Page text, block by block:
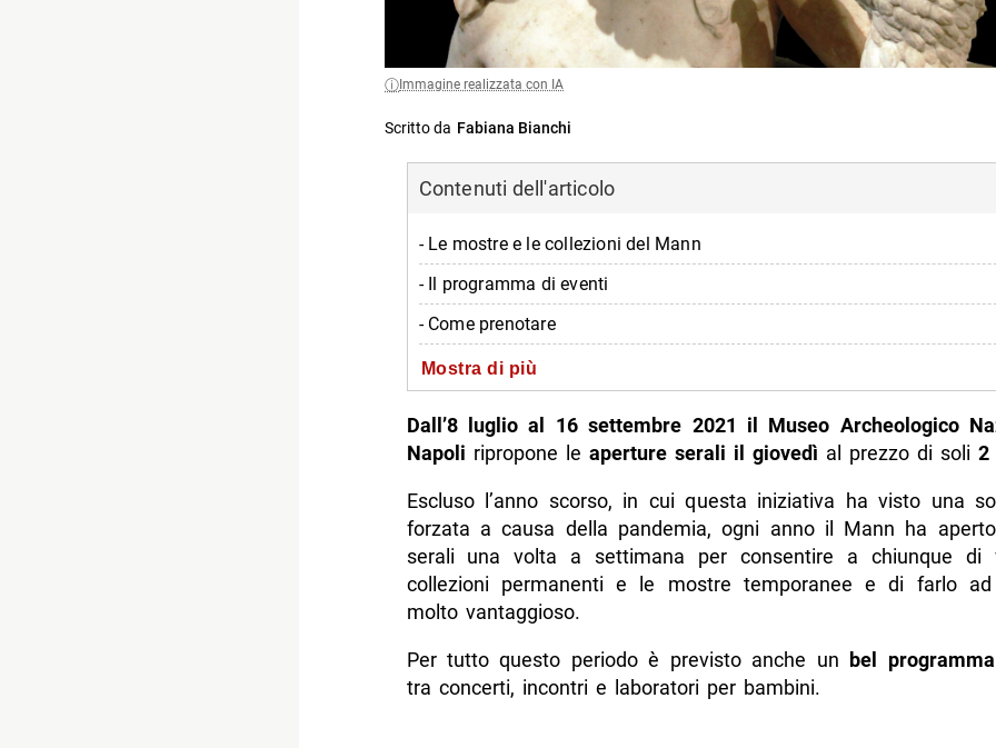
Immagine realizzata con IA
Scritto da Fabiana Bianchi
Contenuti dell'articolo
- Le mostre e le collezioni del Mann
- Il programma di eventi
- Come prenotare
- Informazioni sui giovedì al Mann
-- Dove
-- Prezzo
-- Contatti e info
-- Scopri di più da Napolike.it
Mostra di più
Dall’8 luglio al 16 settembre 2021 il Museo Archeologico
Napoli ripropone le aperture serali il giovedì al prezzo di soli 2
Escluso l’anno scorso, in cui questa iniziativa ha visto una
forzata a causa della pandemia, ogni anno il Mann ha
serali una volta a settimana per consentire a chiunque di
collezioni permanenti e le mostre temporanee e di farlo
molto vantaggioso.
Per tutto questo periodo è previsto anche un
bel
tra concerti, incontri e laboratori per bambini.